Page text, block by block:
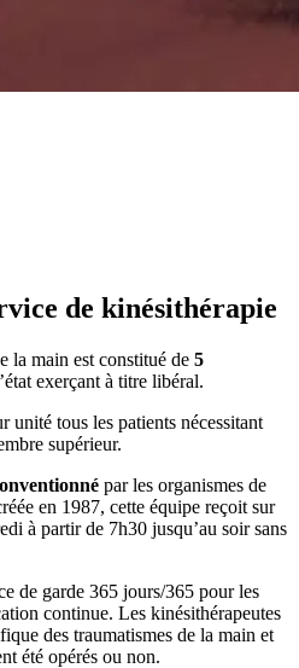
de kinésithérapie
la main est constitué de 5
exerçant à titre libéral.
unité tous les patients nécessitant
supérieur.
par les organismes de
en 1987, cette équipe reçoit sur
à partir de 7h30 jusqu’au soir sans
de garde 365 jours/365 pour les
continue. Les kinésithérapeutes
des traumatismes de la main et
été opérés ou non.